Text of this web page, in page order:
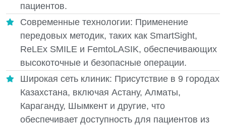
пациентов.
Современные технологии: Применение
передовых методик, таких как SmartSight,
ReLEx SMILE и FemtoLASIK, обеспечивающих
высокоточные и безопасные операции.
Широкая сеть клиник: Присутствие в 9 городах
Казахстана, включая Астану, Алматы,
Караганду, Шымкент и другие, что
обеспечивает доступность для пациентов из